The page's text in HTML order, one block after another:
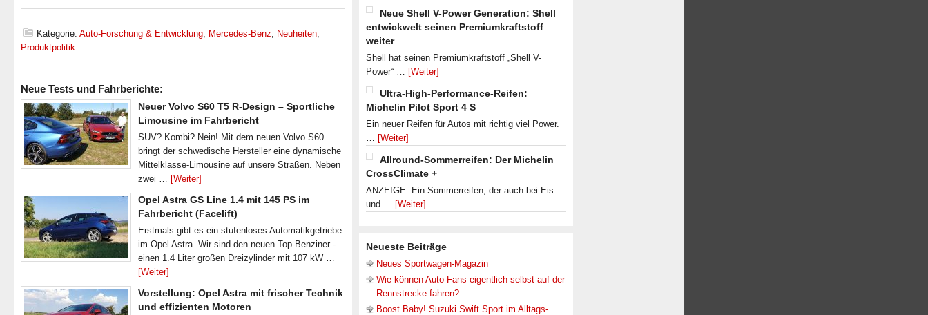
Kategorie: Auto-Forschung & Entwicklung, Mercedes-Benz, Neuheiten,
Produktpolitik
Neue Tests und Fahrberichte:
Neuer Volvo S60 T5 R-Design – Sportliche
Limousine im Fahrbericht
SUV? Kombi? Nein! Mit dem neuen Volvo S60
bringt der schwedische Hersteller eine dynamische
Mittelklasse-Limousine auf unsere Straßen. Neben
zwei … [Weiter]
Opel Astra GS Line 1.4 mit 145 PS im
Fahrbericht (Facelift)
Erstmals gibt es ein stufenloses Automatikgetriebe
im Opel Astra. Wir sind den neuen Top-Benziner -
einen 1.4 Liter großen Dreizylinder mit 107 kW …
[Weiter]
Vorstellung: Opel Astra mit frischer Technik
und effizienten Motoren
Neue Shell V-Power Generation: Shell
entwickwelt seinen Premiumkraftstoff
weiter
Shell hat seinen Premiumkraftstoff „Shell V-
Power“ … [Weiter]
Ultra-High-Performance-Reifen:
Michelin Pilot Sport 4 S
Ein neuer Reifen für Autos mit richtig viel Power.
… [Weiter]
Allround-Sommerreifen: Der Michelin
CrossClimate +
ANZEIGE: Ein Sommerreifen, der auch bei Eis
und … [Weiter]
Neueste Beiträge
Neues Sportwagen-Magazin
Wie können Auto-Fans eigentlich selbst auf der
Rennstrecke fahren?
Boost Baby! Suzuki Swift Sport im Alltags-